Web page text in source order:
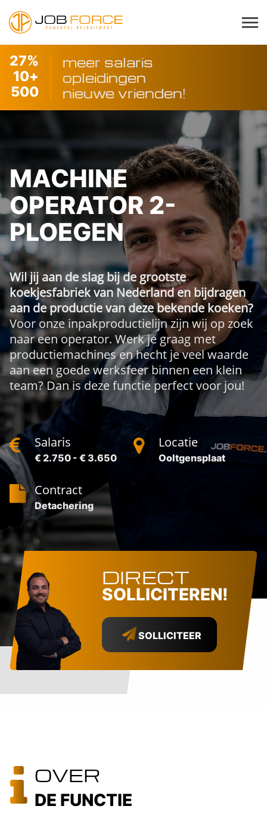
%
27
meer salaris
+
10
opleidingen
500
nieuwe vrienden!
MACHINE
OPERATOR 2-
PLOEGEN
Wil jij aan de slag bij de grootste
koekjesfabriek van Nederland en bijdragen
aan de productie van deze bekende koeken?
Voor onze inpakproductielijn zijn wij op zoek
naar een operator. Werk je graag met
productiemachines en hecht je veel waarde
aan een goede werksfeer binnen een klein
team? Dan is deze functie perfect voor jou!
Salaris
€ 2.750 - € 3.650
Locatie
Ooltgensplaat
Contract
Detachering
DIRECT
SOLLICITEREN!
SOLLICITEER
OVER
DE FUNCTIE